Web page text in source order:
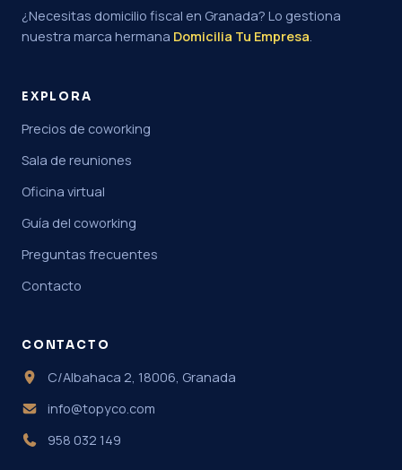
¿Necesitas domicilio fiscal en Granada? Lo gestiona
nuestra marca hermana Domicilia Tu Empresa.
EXPLORA
Precios de coworking
Sala de reuniones
Oficina virtual
Guía del coworking
Preguntas frecuentes
Contacto
CONTACTO
C/Albahaca 2, 18006, Granada
info@topyco.com
958 032 149